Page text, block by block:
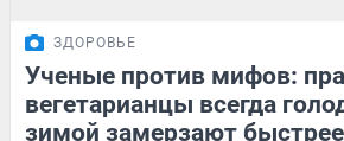
ЗДОРОВЬЕ
Ученые против мифов:
вегетарианцы всегда
зимой замерзают